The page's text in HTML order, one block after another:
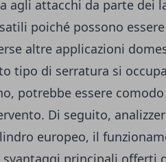
agli attacchi da parte dei
poiché possono
altre applicazioni
tipo di serratura si
potrebbe essere
. Di seguito,
europeo, il
principali offerti